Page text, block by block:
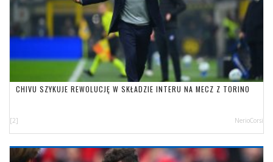
CHIVU SZYKUJE REWOLUCJĘ W SKŁADZIE INTERU NA MECZ Z TORINO
[2] NerioCorsi